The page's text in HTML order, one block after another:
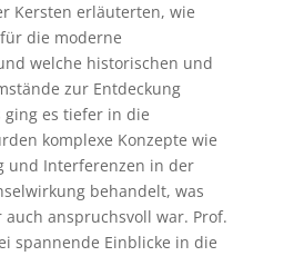
Kersten erläuterten, wie
die moderne
welche historischen und
zur Entdeckung
es tiefer in die
komplexe Konzepte wie
und Interferenzen in der
g behandelt, was
anspruchsvoll war. Prof.
spannende Einblicke in die